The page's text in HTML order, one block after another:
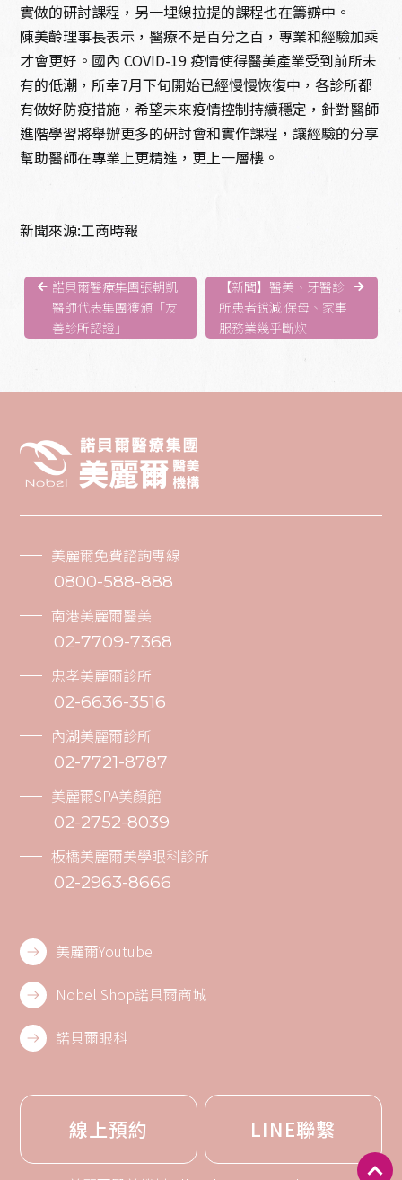
實做的研討課程，另一埋線拉提的課程也在籌辧中。
陳美齡理事長表示，醫療不是百分之百，專業和經驗加乘
才會更好。國內 COVID-19 疫情使得醫美產業受到前所未
有的低潮，所幸7月下旬開始已經慢慢恢復中，各診所都
有做好防疫措施，希望未來疫情控制持續穩定，針對醫師
進階學習將舉辦更多的研討會和實作課程，讓經驗的分享
幫助醫師在專業上更精進，更上一層樓。
新聞來源:工商時報
諾貝爾醫療集團張朝凱
醫師代表集團獲頒「友
善診所認證」
【新聞】醫美、牙醫診
所患者銳減 保母、家事
服務業幾乎斷炊
美麗爾免費諮詢專線
0800-588-888
南港美麗爾醫美
02-7709-7368
忠孝美麗爾診所
02-6636-3516
內湖美麗爾診所
02-7721-8787
美麗爾SPA美顏館
02-2752-8039
板橋美麗爾美學眼科診所
02-2963-8666
美麗爾Youtube
Nobel Shop諾貝爾商城
諾貝爾眼科
線上預約 LINE聯繫